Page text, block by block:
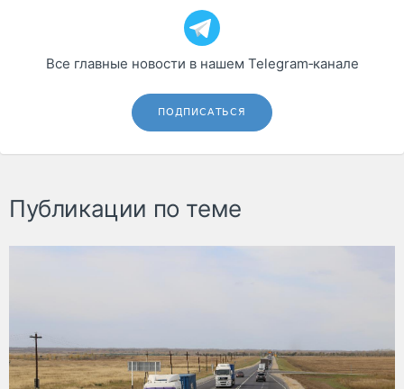
Все главные новости в нашем Telegram‑канале
ПОДПИСАТЬСЯ
Публикации по теме